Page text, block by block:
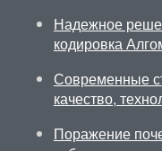
Надежное
кодировка
Современные
качество,
Поражение